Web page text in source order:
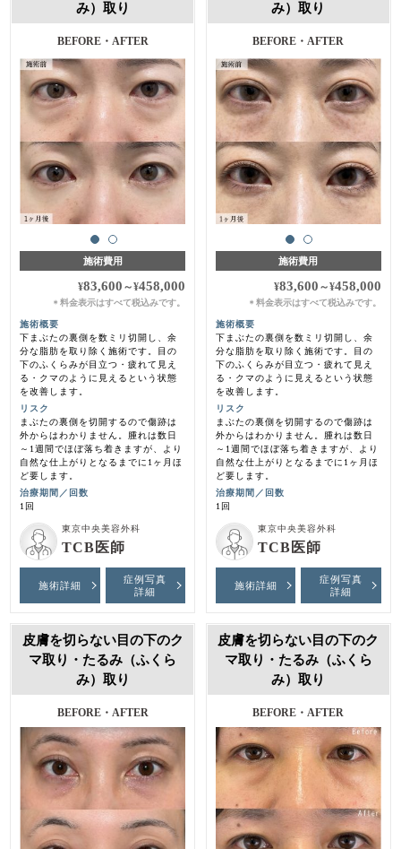
み）取り
BEFORE・AFTER
施術前・1ヶ月後
施術費用
¥83,600 ～¥458,000
＊料金表示はすべて税込みです。
施術概要
下まぶたの裏側を数ミリ切開し、余
分な脂肪を取り除く施術です。目の
下のふくらみが目立つ・疲れて見え
る・クマのように見えるという状態
を改善します。
リスク
まぶたの裏側を切開するので傷跡は
外からはわかりません。腫れは数日
～1週間でほぼ落ち着きますが、より
自然な仕上がりとなるまでに1ヶ月ほ
ど要します。
治療期間／回数
1回
東京中央美容外科
TCB医師
施術詳細
症例写真
詳細
み）取り
BEFORE・AFTER
施術前・1ヶ月後
施術費用
¥83,600 ～¥458,000
＊ 料金表示はすべて税込みです。
施術概要
下まぶたの裏側を数ミリ切開し、余
分な脂肪を取り除く施術です。目の
下のふくらみが目立つ・疲れて見え
る・クマのように見えるという状態
を改善します。
リスク
まぶたの裏側を切開するので傷跡は
外からはわかりません。腫れは数日
～1週間でほぼ落ち着きますが、より
自然な仕上がりとなるまでに1ヶ月ほ
ど要します。
治療期間／回数
1回
東京中央美容外科
TCB医師
施術詳細
症例写真
詳細
皮膚を切らない目の下のク
マ取り・たるみ（ふくら
み）取り
BEFORE・AFTER
皮膚を切らない目の下のク
マ取り・たるみ（ふくら
み）取り
BEFORE・AFTER